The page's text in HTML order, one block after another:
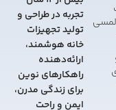
تجربه در طراحی و
تولید تجهیزات
خانه هوشمند،
ارائه‌دهنده
راهکارهای نوین
برای زندگی مدرن،
ایمن و راحت